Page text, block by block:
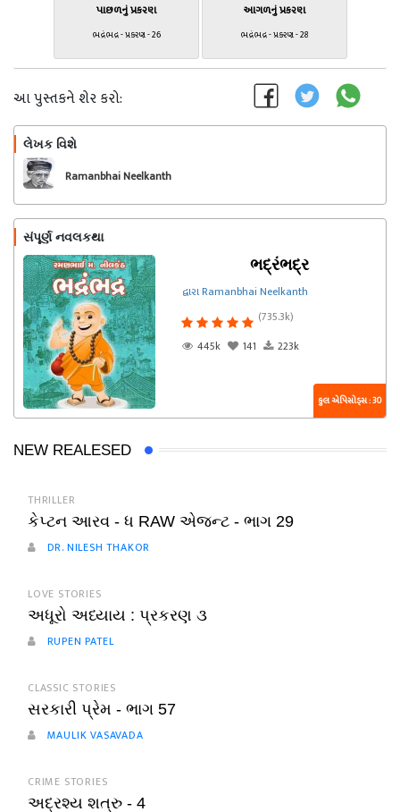
પાછળનું પ્રકરણ
ભદ્રંભદ્ર - પ્રકરણ - 26
આગળનું પ્રકરણ
ભદ્રંભદ્ર - પ્રકરણ - 28
આ પુસ્તકને શેર કરો:
લેખક વિશે
Ramanbhai Neelkanth
સંપૂર્ણ નવલકથા
ભદ્રંભદ્ર
દ્વારા Ramanbhai Neelkanth
(735.3k)
445k
141 223k
કુલ એપિસોડ્સ : 30
NEW REALESED
THRILLER
કેપ્ટન આરવ - ધ RAW એજન્ટ - ભાગ 29
DR. NILESH THAKOR
LOVE STORIES
અધૂરો અધ્યાય : પ્રકરણ ૩
RUPEN PATEL
CLASSIC STORIES
સરકારી પ્રેમ - ભાગ 57
MAULIK VASAVADA
CRIME STORIES
અદ્રશ્ય શત્રુ - 4